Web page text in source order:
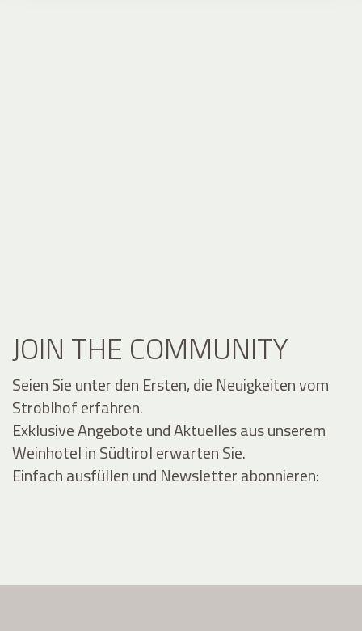
JOIN THE COMMUNITY
Seien Sie unter den Ersten, die Neuigkeiten vom
Stroblhof erfahren.
Exklusive Angebote und Aktuelles aus unserem
Weinhotel in Südtirol erwarten Sie.
Einfach ausfüllen und Newsletter abonnieren: